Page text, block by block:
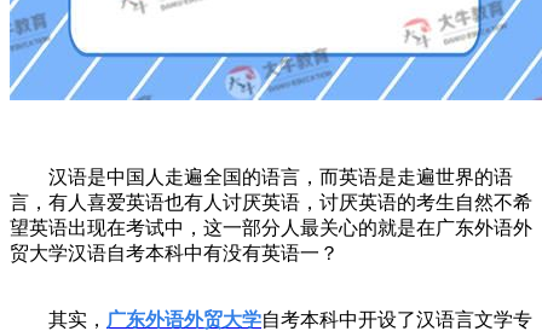
汉语是中国人走遍全国的语言，而英语是走遍世界的语
言，有人喜爱英语也有人讨厌英语，讨厌英语的考生自然不希
望英语出现在考试中，这一部分人最关心的就是在广东外语外
贸大学汉语自考本科中有没有英语一？
其实， 广东外语外贸大学自考本科中开设了汉语言文学专